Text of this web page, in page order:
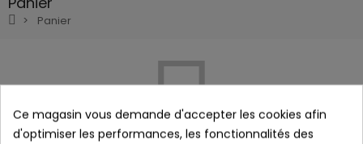
Panier
Ce magasin vous demande d'accepter les cookies afin
d'optimiser les performances, les fonctionnalités des